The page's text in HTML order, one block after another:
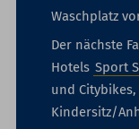
Waschplatz
Der nächste
Hotels Sport
und
Kindersitz/